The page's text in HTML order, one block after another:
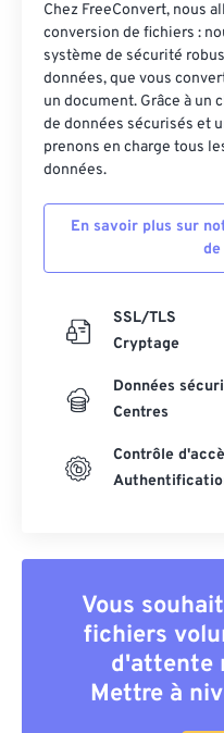
Chez FreeConvert, nous
conversion de fichiers :
système de sécurité
données, que vous
un document. Grâce à un
de données sécurisés et
prenons en charge tous
données.
En savoir plus sur
SSL/TLS
Cryptage
Données
Centres
Contrôle
Vous
fichiers
d'attente
Mettre à